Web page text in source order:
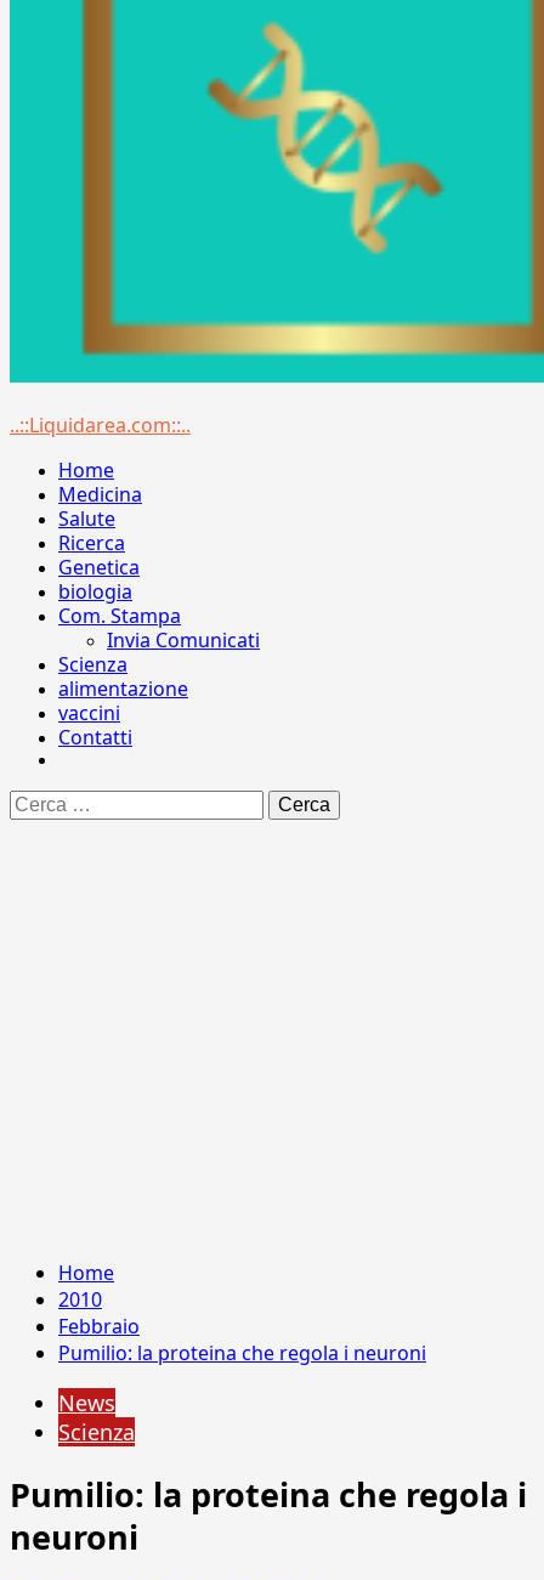
Menu
..::Liquidarea.com::..
Home
Medicina
Salute
Ricerca
Genetica
biologia
Com. Stampa
Invia Comunicati
Scienza
alimentazione
vaccini
Contatti
Ricerca
per:
Home
2010
Febbraio
Pumilio: la proteina che regola i neuroni
News
Scienza
Pumilio: la proteina che regola i
neuroni